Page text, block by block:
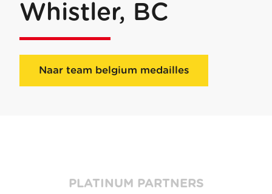
Whistler, BC
Naar team belgium medailles
PLATINUM PARTNERS